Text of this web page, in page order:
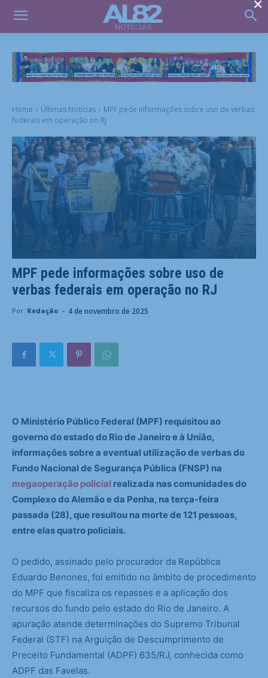
Home Últimas Notícias
MPF pede informações sobre uso de verbas
federais em operação no RJ
MPF pede informações sobre uso de
verbas federais em operação no RJ
Por: Redação - 4 de novembro de 2025
O Ministério Público Federal (MPF) requisitou ao
governo do estado do Rio de Janeiro e à União,
informações sobre a eventual utilização de verbas do
Fundo Nacional de Segurança Pública (FNSP) na
megaoperação policial realizada nas comunidades do
Complexo do Alemão e da Penha, na terça-feira
passada (28), que resultou na morte de 121 pessoas,
entre elas quatro policiais.
O pedido, assinado pelo procurador da República
Eduardo Benones, foi emitido no âmbito de procedimento
do MPF que fiscaliza os repasses e a aplicação dos
recursos do fundo pelo estado do Rio de Janeiro. A
apuração atende determinações do Supremo Tribunal
Federal (STF) na Arguição de Descumprimento de
Preceito Fundamental (ADPF) 635/RJ, conhecida como
ADPF das Favelas.